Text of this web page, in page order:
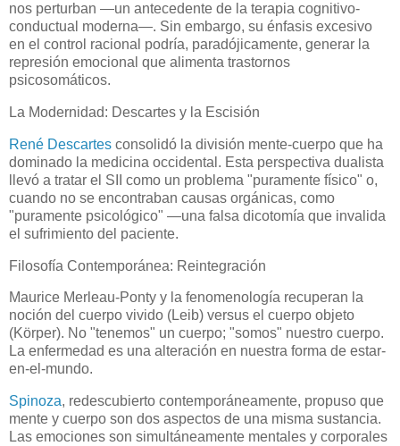
nos perturban —un antecedente de la terapia cognitivo-
conductual moderna—. Sin embargo, su énfasis excesivo
en el control racional podría, paradójicamente, generar la
represión emocional que alimenta trastornos
psicosomáticos.
La Modernidad: Descartes y la Escisión
René Descartes consolidó la división mente-cuerpo que ha
dominado la medicina occidental. Esta perspectiva dualista
llevó a tratar el SII como un problema "puramente físico" o,
cuando no se encontraban causas orgánicas, como
"puramente psicológico" —una falsa dicotomía que invalida
el sufrimiento del paciente.
Filosofía Contemporánea: Reintegración
Maurice Merleau-Ponty y la fenomenología recuperan la
noción del cuerpo vivido (Leib) versus el cuerpo objeto
(Körper). No "tenemos" un cuerpo; "somos" nuestro cuerpo.
La enfermedad es una alteración en nuestra forma de estar-
en-el-mundo.
Spinoza, redescubierto contemporáneamente, propuso que
mente y cuerpo son dos aspectos de una misma sustancia.
Las emociones son simultáneamente mentales y corporales